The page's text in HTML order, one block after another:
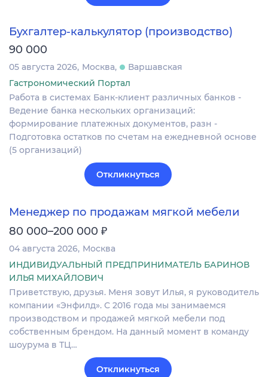
Бухгалтер-калькулятор (производство)
90 000
05 августа 2026 Москва
Варшавская
Гастрономический Портал
Работа в системах Банк-клиент различных банков -
Ведение банка нескольких организаций:
формирование платежных документов, разн -
Подготовка остатков по счетам на ежедневной основе
(5 организаций)
Откликнуться
Менеджер по продажам мягкой мебели
80 000–200 000 ₽
04 августа 2026 Москва
ИНДИВИДУАЛЬНЫЙ ПРЕДПРИНИМАТЕЛЬ БАРИНОВ
ИЛЬЯ МИХАЙЛОВИЧ
Приветствую, друзья. Меня зовут Илья, я руководитель
компании «Энфилд». С 2016 года мы занимаемся
производством и продажей мягкой мебели под
собственным брендом. На данный момент в команду
шоурума в ТЦ…
Откликнуться